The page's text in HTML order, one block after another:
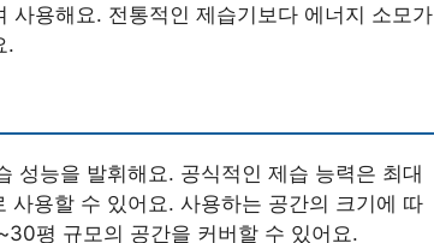
사용해요. 전통적인 제습기보다 에너지 소모가
.
성능을 발휘해요. 공식적인 제습 능력은 최대
용할 수 있어요. 사용하는 공간의 크기에 따
평 규모의 공간을 커버할 수 있어요.